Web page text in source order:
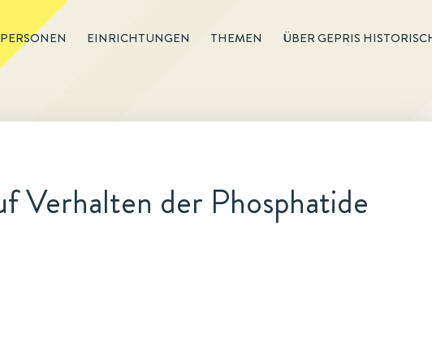
PERSONEN EINRICHTUNGEN THEMEN ÜBER GEPRIS
Verhalten der Phosphatide